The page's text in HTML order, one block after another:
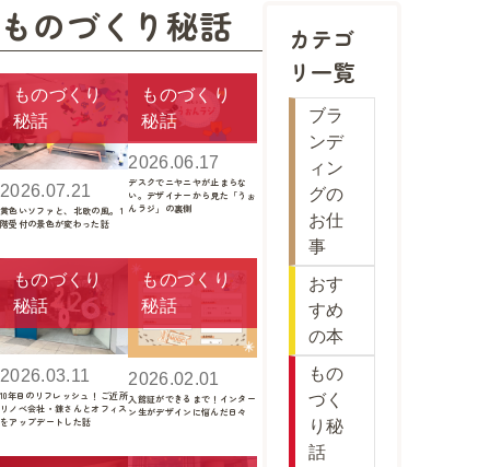
ものづくり秘話
ものづくり
秘話
2026.07.21
黄色いソファと、北欧の風。 1
階受付の景色が変わった話
ものづくり
秘話
2026.06.17
デスクでニヤニヤが止まらな
い。デザイナーから見た「うぉ
んラジ」の裏側
ものづくり
秘話
2026.03.11
10年目のリフレッシュ！ ご近所
リノベ会社・錬さんとオフィス
をアップデートした話
ものづくり
秘話
2026.02.01
入館証ができるまで！インター
ン生がデザインに悩んだ日々
カテゴ
リ一覧
ブラ
ンデ
ィン
グの
お仕
事
おす
すめ
の本
もの
づく
り秘
話